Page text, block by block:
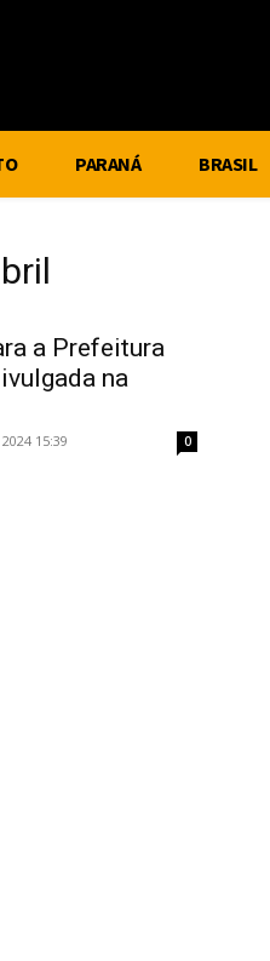
PARANÁ BRASIL
a Prefeitura
na
15:39 0